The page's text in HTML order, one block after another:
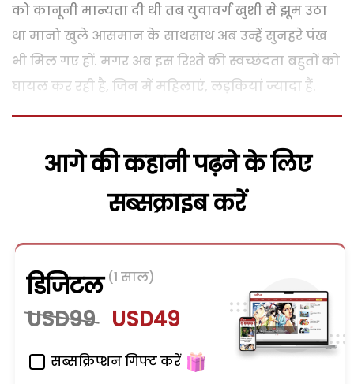
को कानूनी मान्यता दी थी तब युवावर्ग खुशी से झूम उठा
था मानो खुले आसमान के साथसाथ अब उन्हें सुनहरे पंख
भी मिल गए हों. मगर अब इस रिश्ते की स्वच्छंदता बहुतों को
घायल कर रही है, जिन में महिलाएं, लड़कियां ज्यादा हैं.
आगे की कहानी पढ़ने के लिए
सब्सक्राइब करें
डिजिटल (1 साल)
USD99 USD49
सब्सक्रिप्शन गिफ्ट करें